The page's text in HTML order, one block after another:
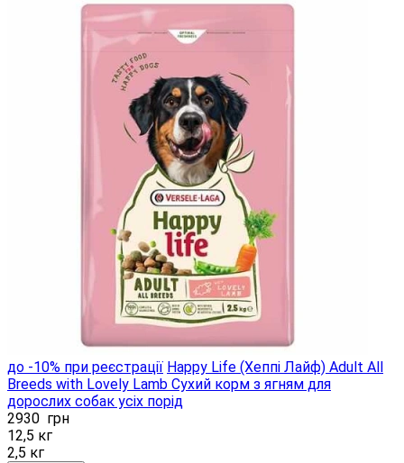
до -10% при реєстрації Happy Life (Хеппі Лайф) Adult All
Breeds with Lovely Lamb Сухий корм з ягням для
дорослих собак усіх порід
2930 грн
12,5 кг
2,5 кг